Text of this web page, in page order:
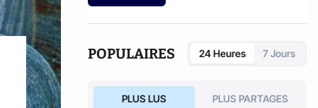
POPULAIRES 24 Heures 7 Jours
PLUS LUS PLUS PARTAGES